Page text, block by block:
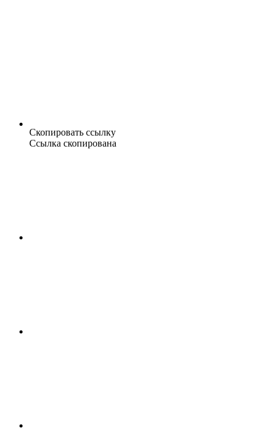
Скопировать ссылку
Ссылка скопирована